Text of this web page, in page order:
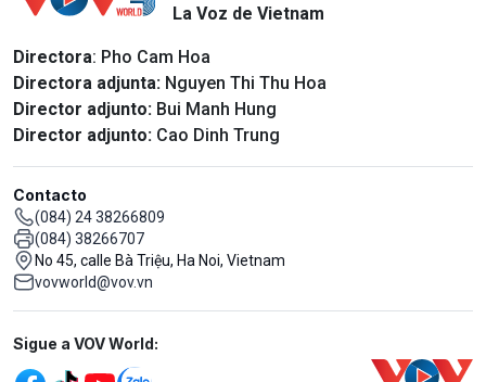
La Voz de Vietnam
Directora: Pho Cam Hoa
Directora adjunta: Nguyen Thi Thu Hoa
Director adjunto: Bui Manh Hung
Director adjunto: Cao Dinh Trung
Contacto
(084) 24 38266809
(084) 38266707
No 45, calle Bà Triệu, Ha Noi, Vietnam
vovworld@vov.vn
Mạng xã hội
Sigue a VOV World: